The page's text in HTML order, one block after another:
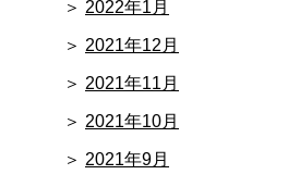
2022年1月
2021年12月
2021年11月
2021年10月
2021年9月